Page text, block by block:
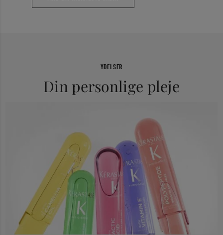
YDELSER
Din personlige pleje